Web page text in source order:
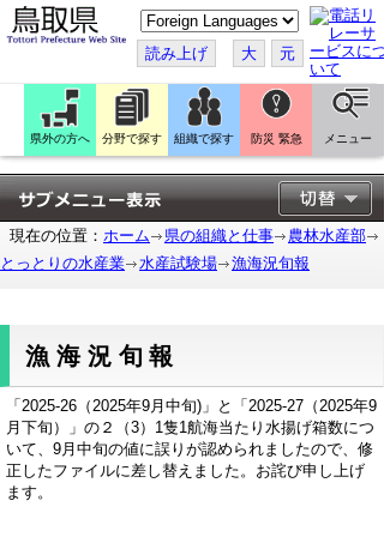
こ
の
ペ
ー
ジ
翻
訳
す
る
読み上げ 大 元
県外の方へ 分野で探す 組織で探す 防災 緊急 メニュー
現在の位置： ホーム 県の組織と仕事
農林水産部
とっとりの水産業
水産試験場 漁海況旬報
漁海況旬報
「2025-26（2025年9月中旬)」と「2025-27（2025年9
月下旬）」の２（3）1隻1航海当たり水揚げ箱数につ
いて、9月中旬の値に誤りが認められましたので、修
正したファイルに差し替えました。お詫び申し上げ
ます。